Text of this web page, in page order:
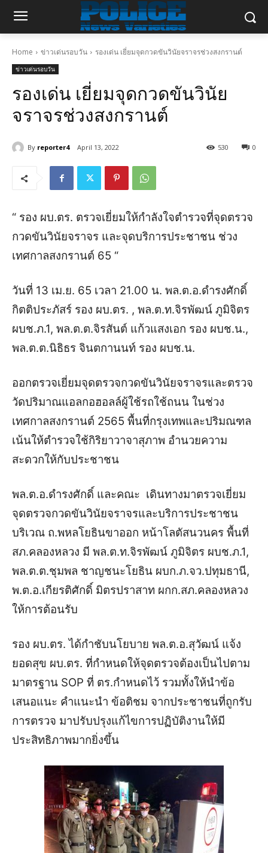
Home ข่าวเด่นรอบวัน รองเด่น เยี่ยมจุดกวดขันวินัยจราจรช่วงสงกรานต์
ข่าวเด่นรอบวัน
รองเด่น เยี่ยมจุดกวดขันวินัย
จราจรช่วงสงกรานต์
By reporter4 April 13, 2022 0
530
“ รอง ผบ.ตร. ตรวจเยี่ยมให้กำลังใจตำรวจที่จุดตรวจ
กวดขันวินัยจราจร และจุดบริการประชาชน ช่วง
เทศกาลสงกรานต์ 65 “
วันที่ 13 เม.ย. 65 เวลา 21.00 น. พล.ต.อ.ดำรงศักดิ์
กิตติประภัสร์ รอง ผบ.ตร. , พล.ต.ท.จิรพัฒน์ ภูมิจิตร
ผบช.ภ.1, พล.ต.ต.จิรสันต์ แก้วแสงเอก รอง ผบช.น.,
พล.ต.ต.นิธิธร จินตกานนท์ รอง ผบช.น.
ออกตรวจเยี่ยมจุดตรวจกวดขันวินัยจราจรและตรวจ
วัดปริมาณแอลกอฮอลล์ผู้ใช้รถใช้ถนน ในช่วง
เทศกาลสงกรานต์ 2565 พื้นที่กรุงเทพและปริมณฑล
เน้นให้ตำรวจใช้กิริยาวาจาสุภาพ อำนวยความ
สะดวกให้กับประชาชน
พล.ต.อ.ดำรงศักดิ์ และคณะ เดินทางมาตรวจเยี่ยม
จุดตรวจกวดขันวินัยจราจรและบริการประชาชน
บริเวณ ถ.พหลโยธินขาออก หน้าโลตัสนวนคร พื้นที่
สภ.คลองหลวง มี พล.ต.ท.จิรพัฒน์ ภูมิจิตร ผบช.ภ.1,
พล.ต.ต.ชุมพล ชาญชนะโยธิน ผบก.ภ.จว.ปทุมธานี,
พ.ต.อ.เกียรติศักดิ์ มิตรปราสาท ผกก.สภ.คลองหลวง
ให้การต้อนรับ
รอง ผบ.ตร. ได้กำชับนโยบาย พล.ต.อ.สุวัฒน์ แจ้ง
ยอดสุข ผบ.ตร. ที่กำหนดให้จุดตรวจต้องเป็นไปตาม
มาตรฐาน SOP ที่ ตร.กำหนดไว้ รวมทั้งให้นำข้อ
เสนอแนะ คำแนะนำ ข้อติชม จากประชาชนที่ถูกรับ
การตรวจ มาปรับปรุงแก้ไขการปฏิบัติงานให้มี
ประสิทธิภาพมากยิ่งขึ้น